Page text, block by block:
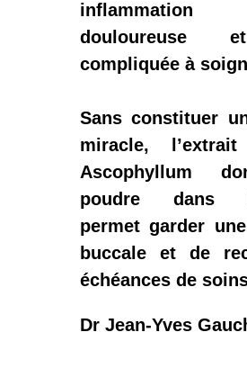
douloureuse
compliquée à
Sans constituer
miracle,
Ascophyllum
poudre dans
permet garder
buccale et de
échéances de
Dr Jean-Yves